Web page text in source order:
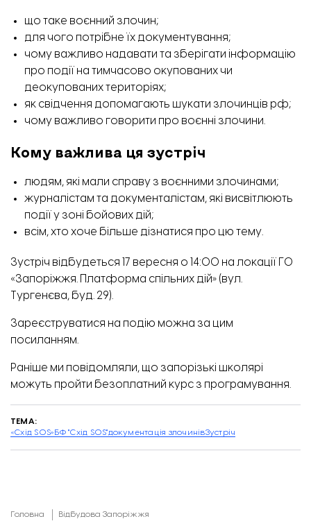
що таке воєнний злочин;
для чого потрібне їх документування;
чому важливо надавати та зберігати інформацію
про події на тимчасово окупованих чи
деокупованих територіях;
як свідчення допомагають шукати злочинців рф;
чому важливо говорити про воєнні злочини.
Кому важлива ця зустріч
людям, які мали справу з воєнними злочинами;
журналістам та документалістам, які висвітлюють
події у зоні бойових дій;
всім, хто хоче більше дізнатися про цю тему.
Зустріч відбудеться 17 вересня о 14:00 на локації ГО
«Запоріжжя. Платформа спільних дій» (вул.
Тургенєва, буд. 29).
Зареєструватися на подію можна за цим
посиланням.
Раніше ми повідомляли, що запорізькі школярі
можуть пройти безоплатний курс з програмування.
ТЕМА:
«Схід SOS»БФ "Схід SOS"документація злочинівЗустріч
Головна Відбудова Запоріжжя